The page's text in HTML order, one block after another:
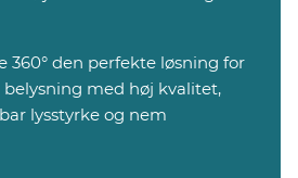
360° den perfekte løsning for
belysning med høj kvalitet,
lysstyrke og nem